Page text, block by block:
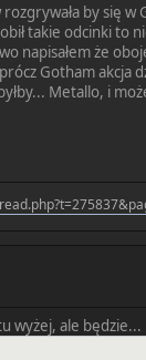
by się
takie odcinki to
napisałem że
Gotham akcja
Metallo, i
wyżej, ale będzie...